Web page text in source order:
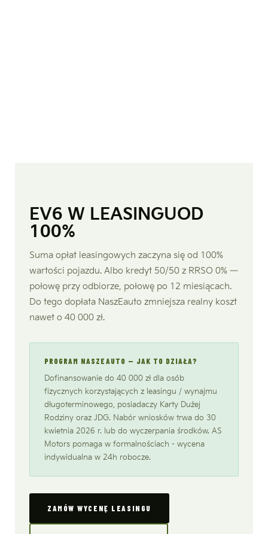
EV6 W LEASINGUOD
100%
Suma opłat leasingowych zaczyna się od 100%
wartości pojazdu. Albo kredyt 50/50 z RRSO 0% —
połowę przy odbiorze, połowę po 12 miesiącach.
Do tego dopłata NaszEauto zmniejsza realny koszt
nawet o 40 000 zł.
PROGRAM NASZEAUTO — JAK TO DZIAŁA?
Dofinansowanie do 40 000 zł dla osób
fizycznych korzystających z leasingu / wynajmu
długoterminowego, posiadaczy Karty Dużej
Rodziny oraz JDG. Nabór wniosków trwa do 30
kwietnia 2026 r. lub do wyczerpania środków. AS
Motors pomaga w formalnościach - wycena
indywidualna w 24h robocze.
ZAMÓW WYCENĘ LEASINGU